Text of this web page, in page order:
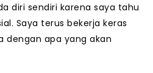
diri sendiri karena saya tahu
Saya terus bekerja keras
dengan apa yang akan